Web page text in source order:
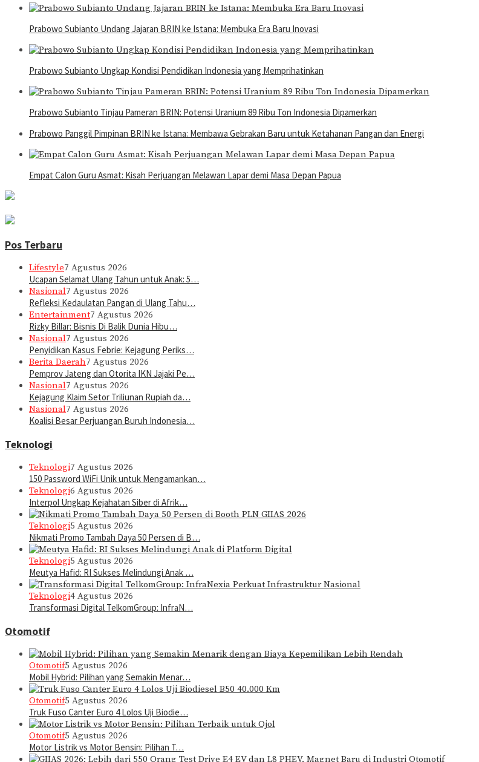
Prabowo Subianto Undang Jajaran BRIN ke Istana: Membuka Era Baru Inovasi
Prabowo Subianto Ungkap Kondisi Pendidikan Indonesia yang Memprihatinkan
Prabowo Subianto Tinjau Pameran BRIN: Potensi Uranium 89 Ribu Ton Indonesia Dipamerkan
Prabowo Panggil Pimpinan BRIN ke Istana: Membawa Gebrakan Baru untuk Ketahanan Pangan dan Energi
Empat Calon Guru Asmat: Kisah Perjuangan Melawan Lapar demi Masa Depan Papua
Pos Terbaru
Lifestyle7 Agustus 2026
Ucapan Selamat Ulang Tahun untuk Anak: 5…
Nasional7 Agustus 2026
Refleksi Kedaulatan Pangan di Ulang Tahu…
Entertainment7 Agustus 2026
Rizky Billar: Bisnis Di Balik Dunia Hibu…
Nasional7 Agustus 2026
Penyidikan Kasus Febrie: Kejagung Periks…
Berita Daerah7 Agustus 2026
Pemprov Jateng dan Otorita IKN Jajaki Pe…
Nasional7 Agustus 2026
Kejagung Klaim Setor Triliunan Rupiah da…
Nasional7 Agustus 2026
Koalisi Besar Perjuangan Buruh Indonesia…
Teknologi
Teknologi7 Agustus 2026
150 Password WiFi Unik untuk Mengamankan…
Teknologi6 Agustus 2026
Interpol Ungkap Kejahatan Siber di Afrik…
Teknologi5 Agustus 2026
Nikmati Promo Tambah Daya 50 Persen di B…
Teknologi5 Agustus 2026
Meutya Hafid: RI Sukses Melindungi Anak …
Teknologi4 Agustus 2026
Transformasi Digital TelkomGroup: InfraN…
Otomotif
Otomotif5 Agustus 2026
Mobil Hybrid: Pilihan yang Semakin Menar…
Otomotif5 Agustus 2026
Truk Fuso Canter Euro 4 Lolos Uji Biodie…
Otomotif5 Agustus 2026
Motor Listrik vs Motor Bensin: Pilihan T…